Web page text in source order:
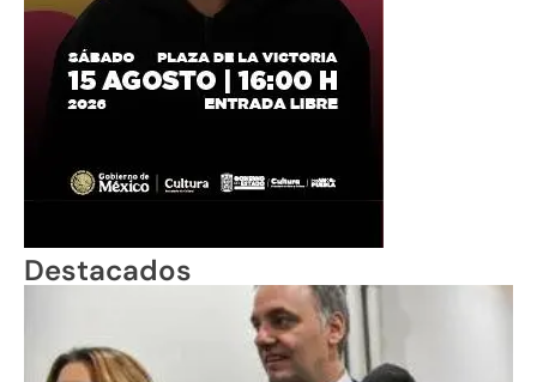
Destacados